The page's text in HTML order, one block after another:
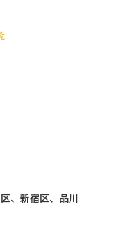
、 新宿区、 品川